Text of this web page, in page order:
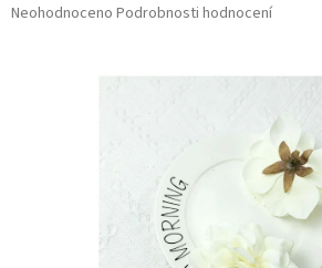
Průměrné
Neohodnoceno Podrobnosti hodnocení